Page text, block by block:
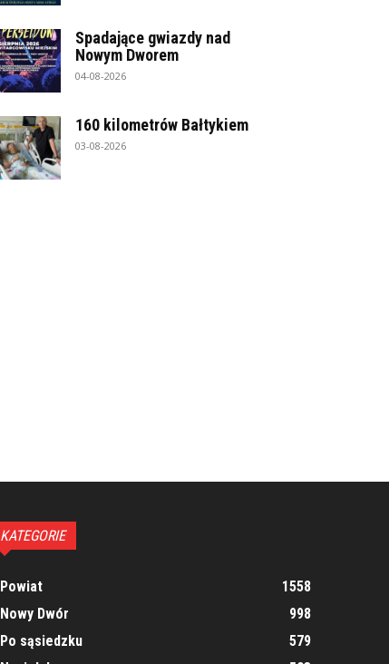
Spadające gwiazdy nad
Nowym Dworem
04-08-2026
160 kilometrów Bałtykiem
03-08-2026
KATEGORIE
Powiat
1558
Nowy Dwór
998
Po sąsiedzku
579